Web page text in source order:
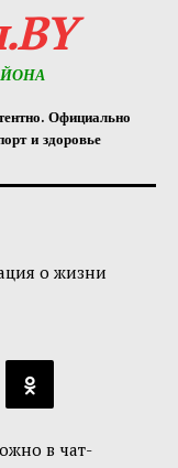
Официально
и здоровье
о жизни
в чат-